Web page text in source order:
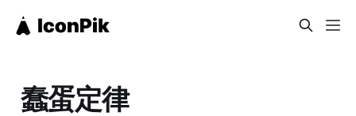
蠢蛋定律